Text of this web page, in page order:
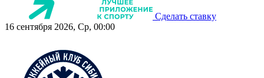
Сделать ставку
16 сентября 2026, Ср, 00:00